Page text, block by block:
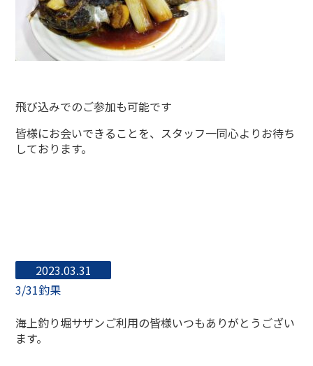
飛び込みでのご参加も可能です
皆様にお会いできることを、スタッフ一同心よりお待ち
しております。
2023.03.31
3/31釣果
海上釣り堀サザンご利用の皆様いつもありがとうござい
ます。